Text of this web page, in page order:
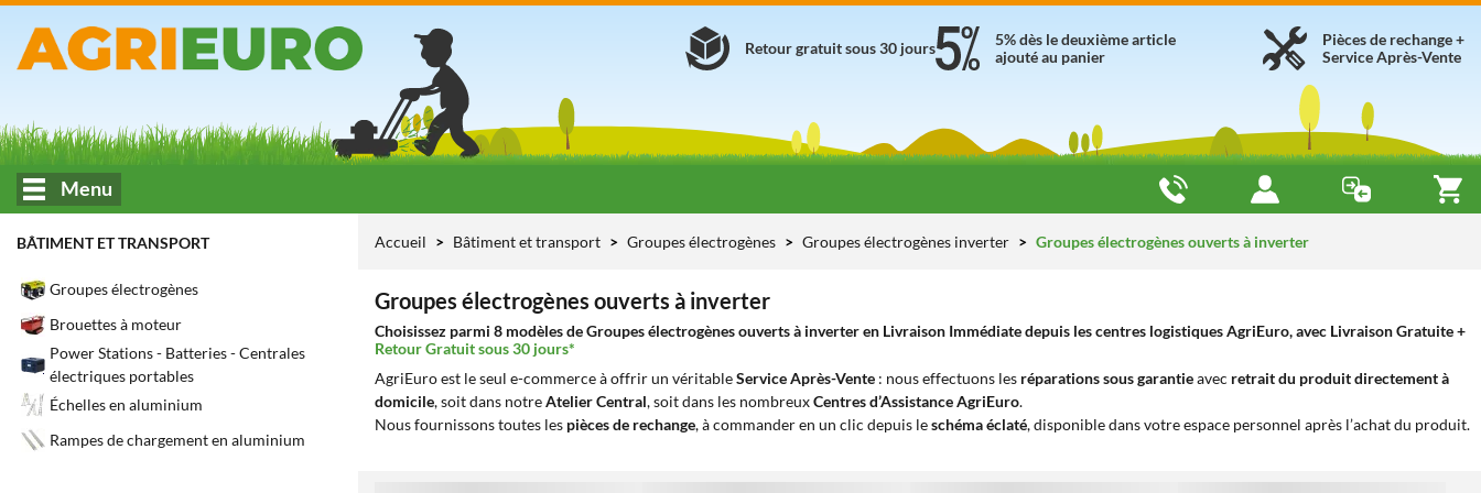
Pièces de rechange +
Service Après-Vente
5% dès le deuxième article
ajouté au panier
Retour gratuit sous 30 jours
Menu
BÂTIMENT ET TRANSPORT
Groupes électrogènes
Brouettes à moteur
Power Stations - Batteries - Centrales
électriques portables
Échelles en aluminium
Rampes de chargement en aluminium
Accueil Bâtiment et transport Groupes électrogènes Groupes électrogènes inverter Groupes électrogènes ouverts à inverter
Groupes électrogènes ouverts à inverter
Choisissez parmi 8 modèles de Groupes électrogènes ouverts à inverter en Livraison Immédiate depuis les centres logistiques AgriEuro, avec Livraison Gratuite +
Retour Gratuit sous 30 jours*
AgriEuro est le seul e-commerce à offrir un véritableService Après-Vente : nous effectuons les réparations sous garantieavec retrait du produit directement à
domicile, soit dans notreAtelier Central, soit dans les nombreuxCentres d’Assistance AgriEuro.
Nous fournissons toutes les pièces de rechange, à commander en un clic depuis leschéma éclaté, disponible dans votre espace personnel après l’achat du produit.